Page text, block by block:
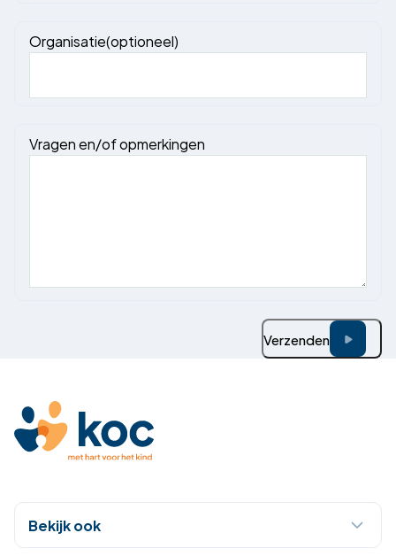
Organisatie(optioneel)
Vragen en/of opmerkingen
Verzenden
Bekijk ook